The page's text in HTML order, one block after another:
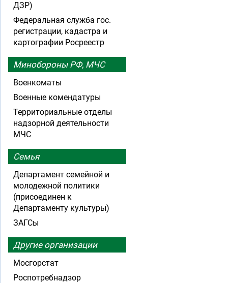
ДЗР)
Федеральная служба гос.
регистрации, кадастра и
картографии Росреестр
Минобороны РФ, МЧС
Военкоматы
Военные комендатуры
Территориальные отделы
надзорной деятельности
МЧС
Семья
Департамент семейной и
молодежной политики
(присоединен к
Департаменту культуры)
ЗАГСы
Другие организации
Мосгорстат
Роспотребнадзор